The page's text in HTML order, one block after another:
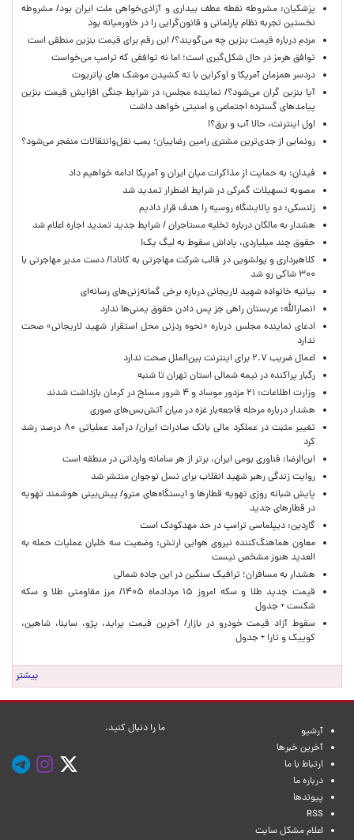
پزشکیان: مشروطه نقطه عطف بیداری و آزادی‌خواهی ملت ایران بود/ مشروطه
نخستین تجربه نظام پارلمانی و قانون‌گرایی را در خاورمیانه بود
مردم درباره قیمت بنزین چه می‌گویند؟/ این رقم برای قیمت بنزین منطقی است
توافق هرمز در حال شکل‌گیری است؛ اما نه توافقی که ترامپ می‌خواست
دردسر همزمان آمریکا و اوکراین با ته کشیدن موشک های پاتریوت
آیا بنزین گران می‌شود؟/ نماینده مجلس: در شرایط جنگی افزایش قیمت بنزین
پیامدهای گسترده اجتماعی و امنیتی خواهد داشت
اول اینترنت، حالا آب و برق؟!
رونمایی از جدی‌ترین مشتری رامین رضاییان؛ بمب نقل‌وانتقالات منفجر می‌شود؟
فیدان: به حمایت از مذاکرات میان ایران و آمریکا ادامه خواهیم داد
مصوبه تسهیلات گمرکی در شرایط اضطرار تمدید شد
زلنسکی: دو پالایشگاه روسیه را هدف قرار دادیم
هشدار به مالکان درباره تخلیه مستاجران / شرایط جدید تمدید اجاره اعلام شد
حقوق چند میلیاردی، پاداش سقوط به لیگ یک!
کلاهبرداری و پولشویی در قالب شرکت مهاجرتی به کانادا/ دست مدیر مهاجرتی با
۳۰۰ شاکی رو شد
بیانیه خانواده شهید لاریجانی درباره برخی گمانه‌زنی‌های رسانه‌ای
انصارالله: عربستان راهی جز پس دادن حقوق یمنی‌ها ندارد
ادعای نماینده مجلس درباره «نحوه ردزنی محل استقرار شهید لاریجانی» صحت
ندارد
اعمال ضریب ۲.۷ برای اینترنت بین‌الملل صحت ندارد
رگبار پراکنده در نیمه شمالی استان تهران تا شنبه
وزارت اطلاعات: ۲۱ مزدور موساد و ۴ شرور مسلح در کرمان بازداشت شدند
هشدار درباره مرحله فاجعه‌بار غزه در میان آتش‌بس‌های صوری
تغییر مثبت در عملکرد مالی بانک صادرات ایران/ درآمد عملیاتی ۸۰ درصد رشد
کرد
ابن‌الرضا: فناوری بومی ایران، برتر از هر سامانه وارداتی در منطقه است
روایت زندگی رهبر شهید انقلاب برای نسل نوجوان منتشر شد
پایش شبانه روزی تهویه قطارها و ایستگاه‌های مترو/ پیش‌بینی هوشمند تهویه
در قطارهای جدید
گاردین: دیپلماسی ترامپ در حد مهدکودک است
معاون هماهنگ‌کننده نیروی هوایی ارتش: وضعیت سه خلبان عملیات حمله به
العدید هنوز مشخص نیست
هشدار به مسافران؛ ترافیک سنگین در این جاده شمالی
قیمت جدید طلا و سکه امروز ۱۵ مردادماه ۱۴۰۵/ مرز مقاومتی طلا و سکه
شکست + جدول
سقوط آزاد قیمت خودرو در بازار/ آخرین قیمت پراید، پژو، ساینا، شاهین،
کوییک و تارا + جدول
بیشتر
آرشیو
آخرین خبرها
ارتباط با ما
درباره ما
پیوندها
RSS
اعلام مشکل سایت
ما را دنبال کنید.